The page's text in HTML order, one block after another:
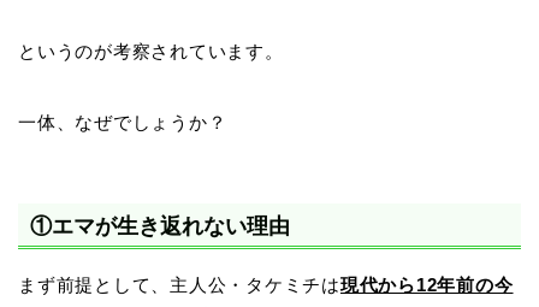
というのが考察されています。
一体、なぜでしょうか？
①エマが生き返れない理由
まず前提として、主人公・タケミチは現代から12年前の今